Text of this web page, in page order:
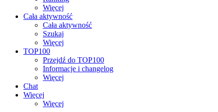
Więcej
Cała aktywność
Cała aktywność
Szukaj
Więcej
TOP100
Przejdź do TOP100
Informacje i changelog
Więcej
Chat
Więcej
Więcej